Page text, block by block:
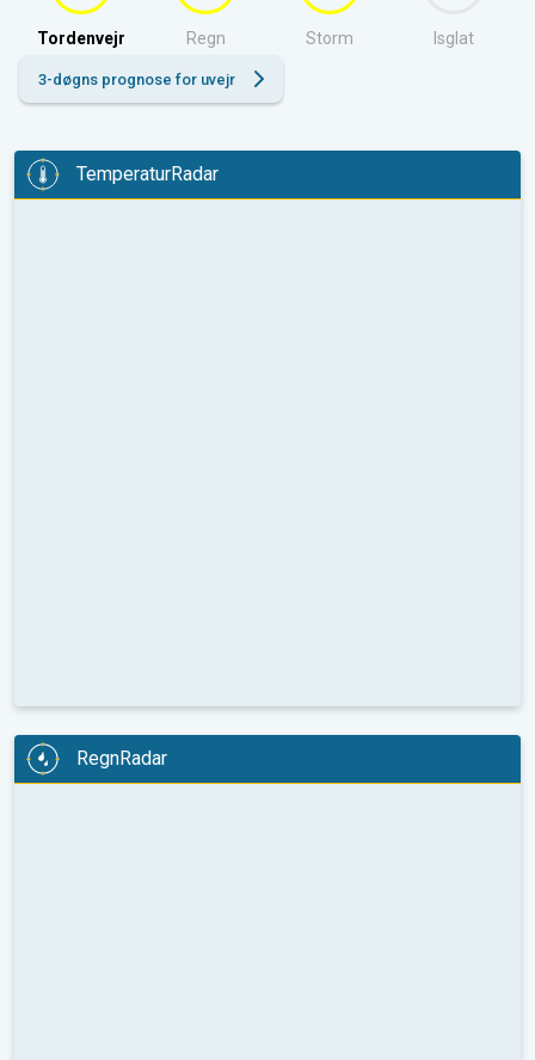
Tordenvejr Regn Storm Isglat
3-døgns prognose for uvejr
TemperaturRadar
RegnRadar